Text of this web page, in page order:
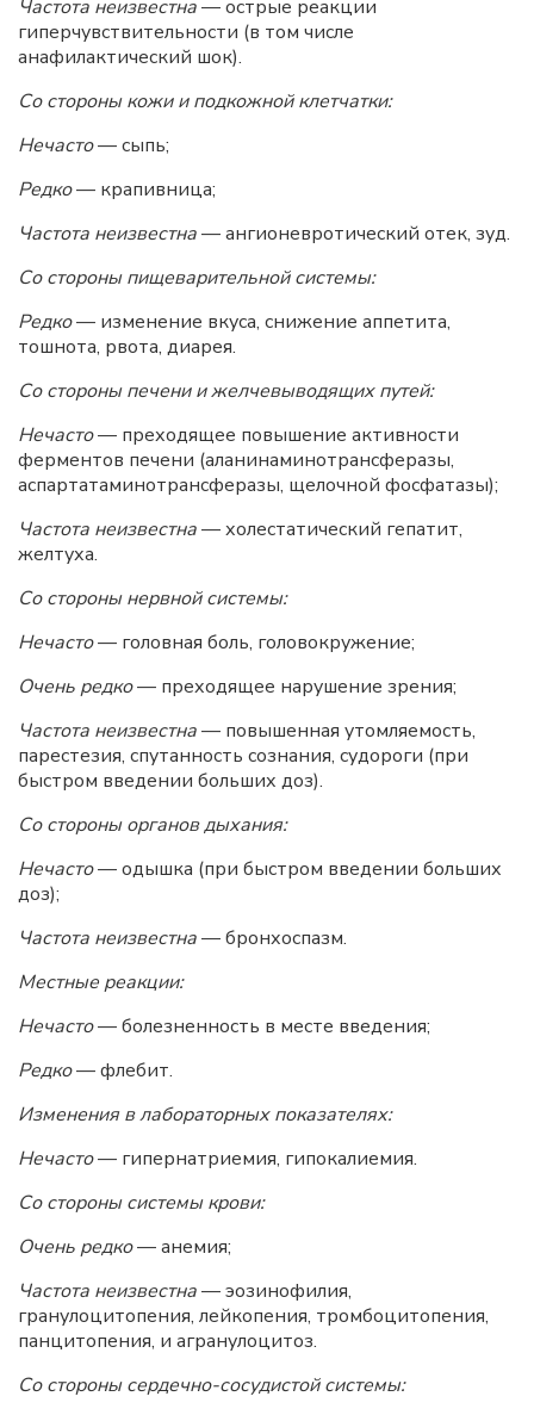
Частота неизвестна— острые реакции
гиперчувствительности (в том числе
анафилактический шок).
Со стороны кожи и подкожной клетчатки:
Нечасто— сыпь;
Редко— крапивница;
Частота неизвестна— ангионевротический отек, зуд.
Со стороны пищеварительной системы:
Редко— изменение вкуса, снижение аппетита,
тошнота, рвота, диарея.
Со стороны печени и желчевыводящих путей:
Нечасто— преходящее повышение активности
ферментов печени (аланинаминотрансферазы,
аспартатаминотрансферазы, щелочной фосфатазы);
Частота неизвестна— холестатический гепатит,
желтуха.
Со стороны нервной системы:
Нечасто— головная боль, головокружение;
Очень редко— преходящее нарушение зрения;
Частота неизвестна— повышенная утомляемость,
парестезия, спутанность сознания, судороги (при
быстром введении больших доз).
Со стороны органов дыхания:
Нечасто— одышка (при быстром введении больших
доз);
Частота неизвестна— бронхоспазм.
Местные реакции:
Нечасто— болезненность в месте введения;
Редко— флебит.
Изменения в лабораторных показателях:
Нечасто— гипернатриемия, гипокалиемия.
Со стороны системы крови:
Очень редко— анемия;
Частота неизвестна— эозинофилия,
гранулоцитопения, лейкопения, тромбоцитопения,
панцитопения, и агранулоцитоз.
Со стороны сердечно-сосудистой системы: